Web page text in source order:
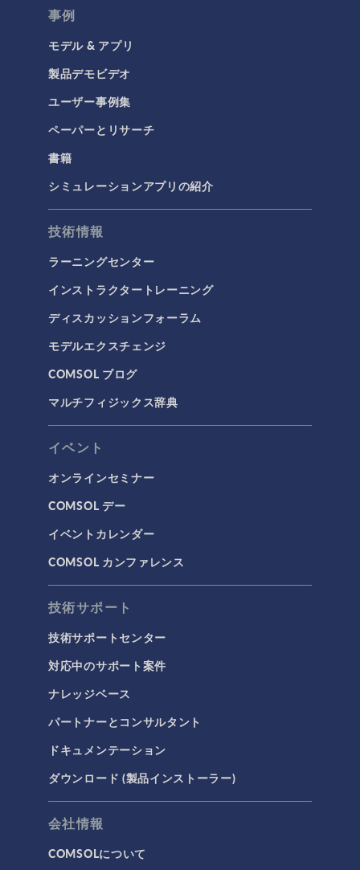
構造と音響
MEMSと圧電デバイス
材料モデル
構造ダイナミクス
音響と振動
マイクロフルイディクス
伝熱
分子流
多孔質材料流れ
流体流れの粒子追跡
計算流体力学（CFD）
電磁気学
プラズマ物理
低周波電磁気学
光線光学
半導体デバイス
波動光学
荷電粒子追跡
タグ
3Dプリンティング
AC/DC モジュール
AC/DCモジュール
CAD インポートモジュール
CFDモジュール
IoT
事例
モデル & アプリ
製品デモビデオ
ユーザー事例集
ペーパーとリサーチ
書籍
シミュレーションアプリの紹介
技術情報
ラーニングセンター
インストラクタートレーニング
ディスカッションフォーラム
モデルエクスチェンジ
COMSOL ブログ
マルチフィジックス辞典
イベント
オンラインセミナー
COMSOL デー
イベントカレンダー
COMSOL カンファレンス
技術サポート
技術サポートセンター
対応中のサポート案件
ナレッジベース
パートナーとコンサルタント
ドキュメンテーション
ダウンロード (製品インストーラー)
会社情報
COMSOLについて